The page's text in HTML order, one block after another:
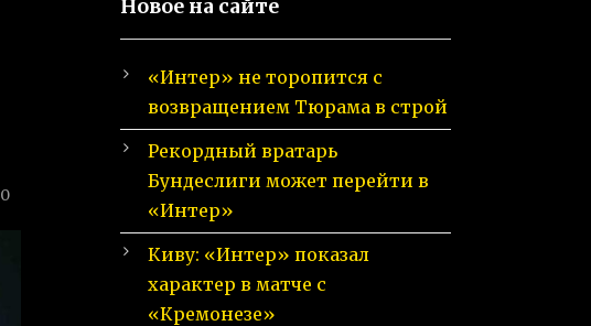
0
Новое на сайте
«Интер» не торопится с
возвращением Тюрама в строй
Рекордный вратарь
Бундеслиги может перейти в
«Интер»
Киву: «Интер» показал
характер в матче с
«Кремонезе»